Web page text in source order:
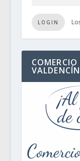
LOGIN
VALDENCÍN